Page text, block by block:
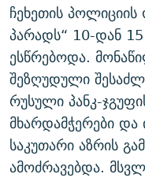
ჩეხეთის
პარადს“ 10-დან
ესწრებოდა.
შეზღუდული
რუსული პანკ-
მხარდამჭერები
საკუთარი აზრის
ამოძრავებდა.